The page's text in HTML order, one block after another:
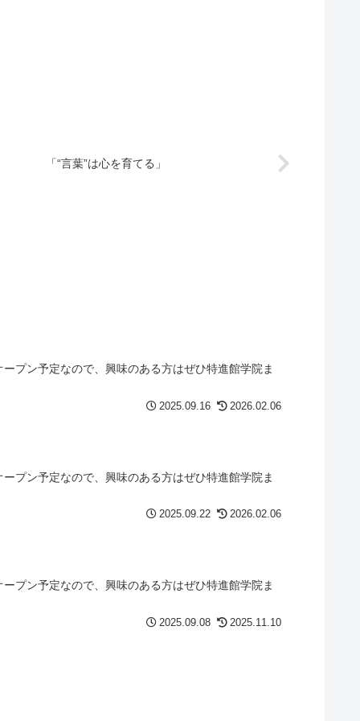
「“言葉”は心を育てる」
プン予定なので、興味のある方はぜひ特進館学院ま
2025.09.16 2026.02.06
プン予定なので、興味のある方はぜひ特進館学院ま
2025.09.22 2026.02.06
プン予定なので、興味のある方はぜひ特進館学院ま
2025.09.08 2025.11.10